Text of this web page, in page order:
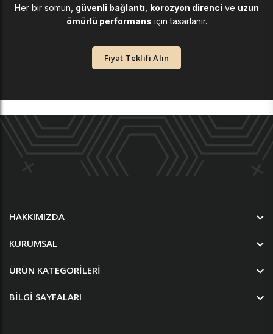
Her bir somun, güvenli bağlantı korozyon direnci ve uzun
ömürlü performans için tasarlanır.
Fiyat Teklifi Alın
HAKKIMIZDA
KURUMSAL
ÜRÜN KATEGORILERI
BILGI SAYFALARI